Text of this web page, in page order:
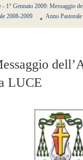
1° Gennaio 2009: Messaggio
2008-2009
Anno
LUCE